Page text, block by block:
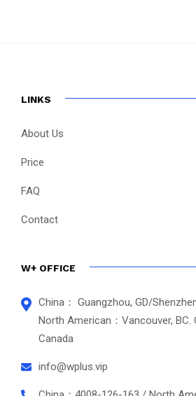
LINKS
About Us
Price
FAQ
Contact
W+ OFFICE
China： Guangzhou, GD/
North American：Vancouver, BC.
Canada
info@wplus.vip